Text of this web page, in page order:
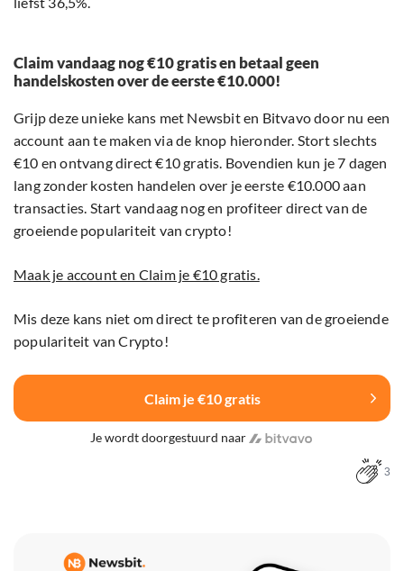
Claim vandaag nog €10 gratis en betaal geen
handelskosten over de eerste €10.000!
Grijp deze unieke kans met Newsbit en Bitvavo door nu een
account aan te maken via de knop hieronder. Stort slechts
€10 en ontvang direct €10 gratis. Bovendien kun je 7 dagen
lang zonder kosten handelen over je eerste €10.000 aan
transacties. Start vandaag nog en profiteer direct van de
groeiende populariteit van crypto!
Maak je account en Claim je €10 gratis.
Mis deze kans niet om direct te profiteren van de groeiende
populariteit van Crypto!
Claim je €10 gratis
Je wordt doorgestuurd naar
3